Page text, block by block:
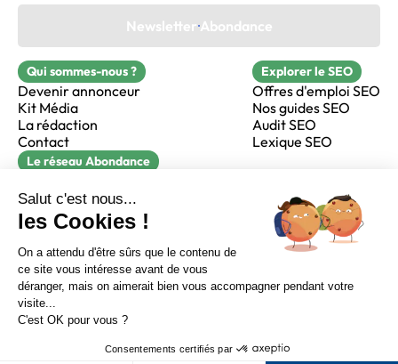
Sur LinkedIn Sur Youtube
Sur X Sur Facebook
Newsletter Abondance
Newsletter Abondance
Qui sommes-nous ?
Devenir annonceur
Kit Média
La rédaction
Contact
Explorer le SEO
Offres d'emploi SEO
Nos guides SEO
Audit SEO
Lexique SEO
Le réseau Abondance
Réacteur
alfie formation
CGV